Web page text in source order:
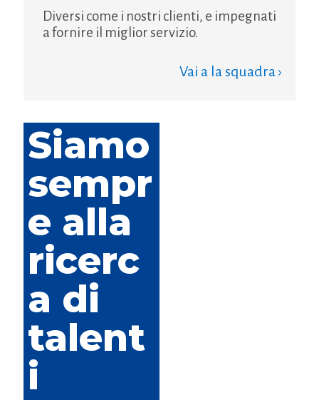
Diversi come i nostri clienti, e impegnati
a fornire il miglior servizio.
Vai a la squadra ›
Siamo
sempr
e alla
ricerc
a di
talent
i